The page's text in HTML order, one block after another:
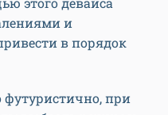
и
в порядок
при